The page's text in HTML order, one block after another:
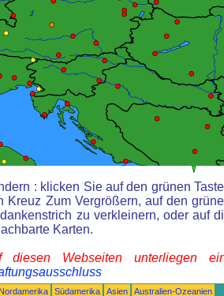
: klicken Sie auf den grünen
Kreuz Zum Vergrößern, auf den
zu verkleinern, oder auf
Karten.
diesen Webseiten unterliegen
Südamerika Asien Australien-Ozeanien